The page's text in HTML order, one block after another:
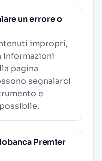
un errore o
impropri,
informazioni
pagina
segnalarci
e
Premier